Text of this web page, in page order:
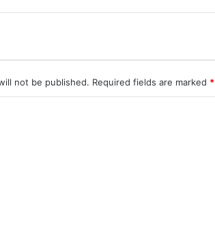
not be published. Required fields are marked *